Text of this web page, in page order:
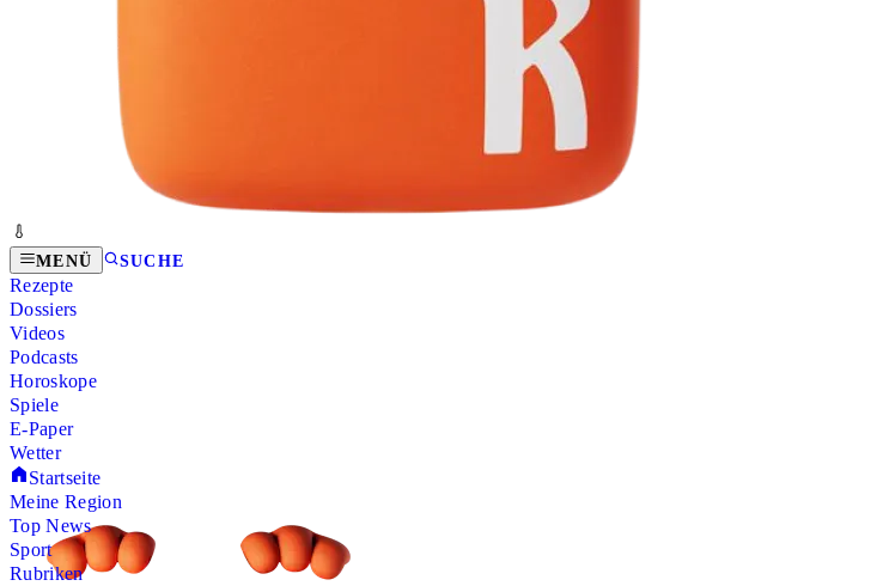
MENÜ SUCHE
Rezepte
Dossiers
Videos
Podcasts
Horoskope
Spiele
E-Paper
Wetter
Startseite
Meine Region
Top News
Sport
Rubriken